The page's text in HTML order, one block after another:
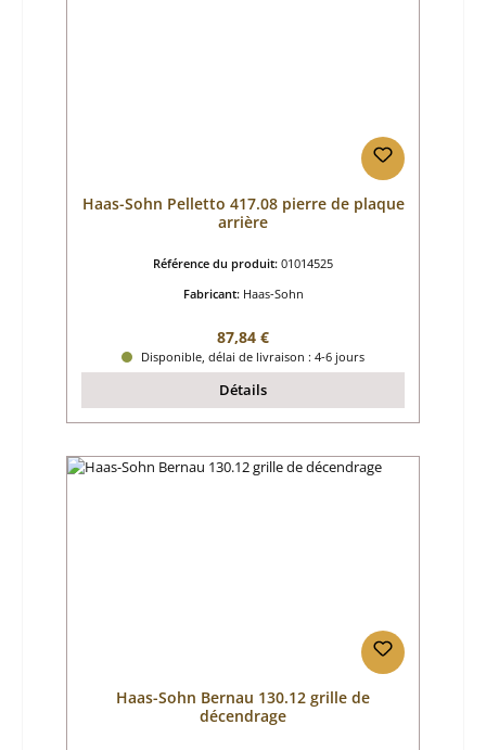
Haas-Sohn Pelletto 417.08 pierre de plaque
arrière
Référence du produit: 01014525
Fabricant: Haas-Sohn
Prix régulier :
87,84 €
Disponible, délai de livraison : 4-6 jours
Détails
Haas-Sohn Bernau 130.12 grille de
décendrage